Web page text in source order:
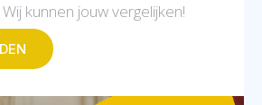
kunnen jouw vergelijken!